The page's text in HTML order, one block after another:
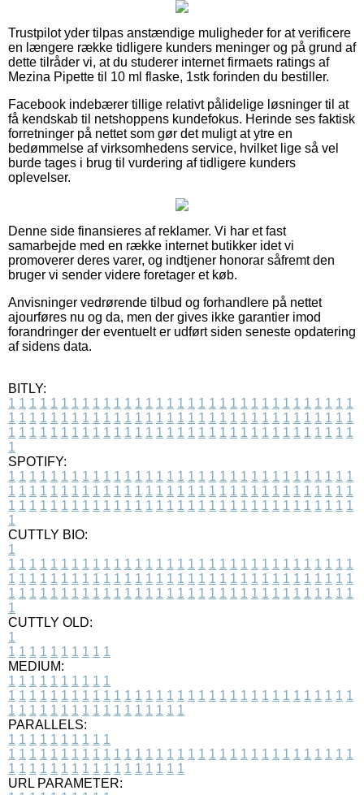
Trustpilot yder tilpas anstændige muligheder for at verificere
en længere række tidligere kunders meninger og på grund af
dette tilråder vi, at du studerer internet firmaets ratings af
Mezina Pipette til 10 ml flaske, 1stk forinden du bestiller.
Facebook indebærer tillige relativt pålidelige løsninger til at
få kendskab til netshoppens kundefokus. Herinde ses faktisk
forretninger på nettet som gør det muligt at ytre en
bedømmelse af virksomhedens service, hvilket lige så vel
burde tages i brug til vurdering af tidligere kunders
oplevelser.
Denne side finansieres af reklamer. Vi har et fast
samarbejde med en række internet butikker idet vi
promoverer deres varer, og indtjener honorar såfremt den
bruger vi sender videre foretager et køb.
Anvisninger vedrørende tilbud og forhandlere på nettet
ajourføres nu og da, men der gives ikke garantier imod
forandringer der eventuelt er udført siden seneste opdatering
af sidens data.
BITLY:
1 1 1 1 1 1 1 1 1 1 1 1 1 1 1 1 1 1 1 1 1 1 1 1 1 1 1 1 1 1 1 1 1
1 1 1 1 1 1 1 1 1 1 1 1 1 1 1 1 1 1 1 1 1 1 1 1 1 1 1 1 1 1 1 1 1
1 1 1 1 1 1 1 1 1 1 1 1 1 1 1 1 1 1 1 1 1 1 1 1 1 1 1 1 1 1 1 1 1
1
SPOTIFY:
1 1 1 1 1 1 1 1 1 1 1 1 1 1 1 1 1 1 1 1 1 1 1 1 1 1 1 1 1 1 1 1 1
1 1 1 1 1 1 1 1 1 1 1 1 1 1 1 1 1 1 1 1 1 1 1 1 1 1 1 1 1 1 1 1 1
1 1 1 1 1 1 1 1 1 1 1 1 1 1 1 1 1 1 1 1 1 1 1 1 1 1 1 1 1 1 1 1 1
1
CUTTLY BIO:
1
1 1 1 1 1 1 1 1 1 1 1 1 1 1 1 1 1 1 1 1 1 1 1 1 1 1 1 1 1 1 1 1 1
1 1 1 1 1 1 1 1 1 1 1 1 1 1 1 1 1 1 1 1 1 1 1 1 1 1 1 1 1 1 1 1 1
1 1 1 1 1 1 1 1 1 1 1 1 1 1 1 1 1 1 1 1 1 1 1 1 1 1 1 1 1 1 1 1 1
1
CUTTLY OLD:
1
1 1 1 1 1 1 1 1 1 1
MEDIUM:
1 1 1 1 1 1 1 1 1 1
1 1 1 1 1 1 1 1 1 1 1 1 1 1 1 1 1 1 1 1 1 1 1 1 1 1 1 1 1 1 1 1 1
1 1 1 1 1 1 1 1 1 1 1 1 1 1 1 1 1
PARALLELS:
1 1 1 1 1 1 1 1 1 1
1 1 1 1 1 1 1 1 1 1 1 1 1 1 1 1 1 1 1 1 1 1 1 1 1 1 1 1 1 1 1 1 1
1 1 1 1 1 1 1 1 1 1 1 1 1 1 1 1 1
URL PARAMETER: